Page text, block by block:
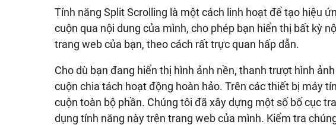
Tính năng Split Scrolling là một cách linh hoạt để tạo hiệu
cuộn qua nội dung của mình, cho phép bạn hiển thị bất kỳ
trang web của bạn, theo cách rất trực quan hấp dẫn.
Cho dù bạn đang hiển thị hình ảnh nền, thanh trượt hình
cuộn chia tách hoạt động hoàn hảo. Trên các thiết bị máy
cuộn toàn bộ phần. Chúng tôi đã xây dựng một số bố cục
dụng tính năng này trên trang web của mình. Kiểm tra